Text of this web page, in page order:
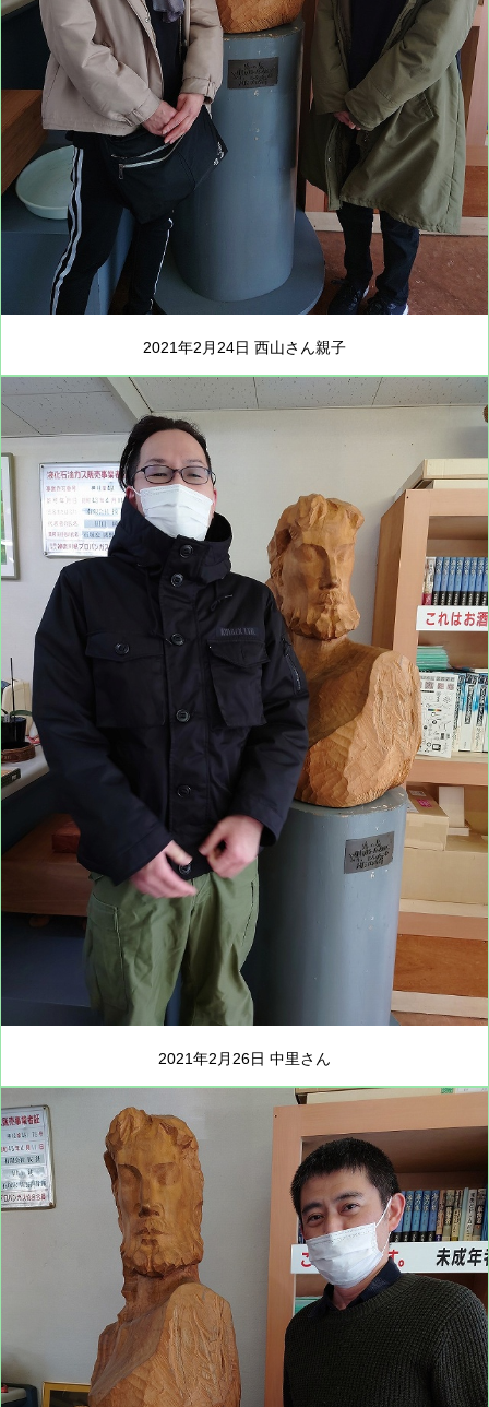
2021年2月24日 西山さん親子
2021年2月26日 中里さん